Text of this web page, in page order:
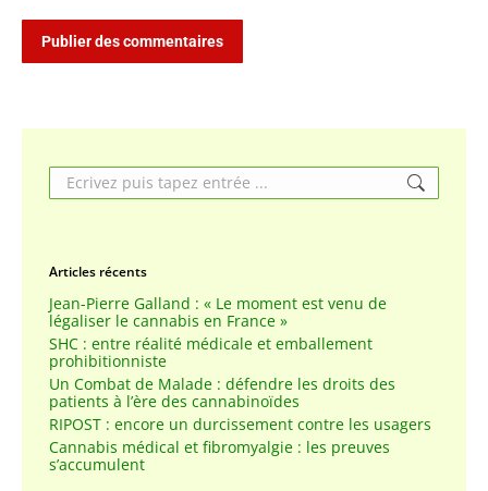
Publier des commentaires
Search:
Articles récents
Jean-Pierre Galland : « Le moment est venu de
légaliser le cannabis en France »
SHC : entre réalité médicale et emballement
prohibitionniste
Un Combat de Malade : défendre les droits des
patients à l’ère des cannabinoïdes
RIPOST : encore un durcissement contre les usagers
Cannabis médical et fibromyalgie : les preuves
s’accumulent